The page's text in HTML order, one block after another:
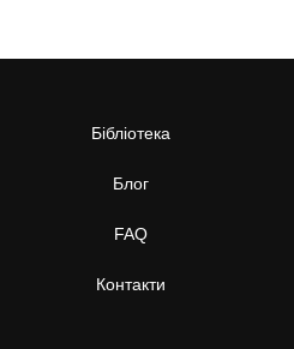
Бібліотека
Блог
FAQ
Контакти